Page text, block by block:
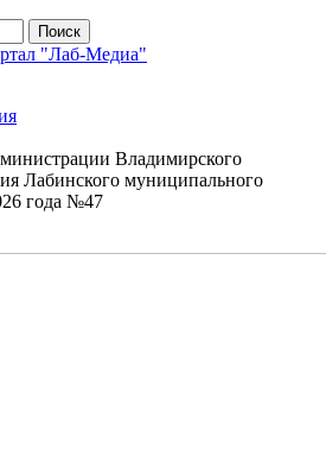
Владимирского
Лабинского муниципального
года №47